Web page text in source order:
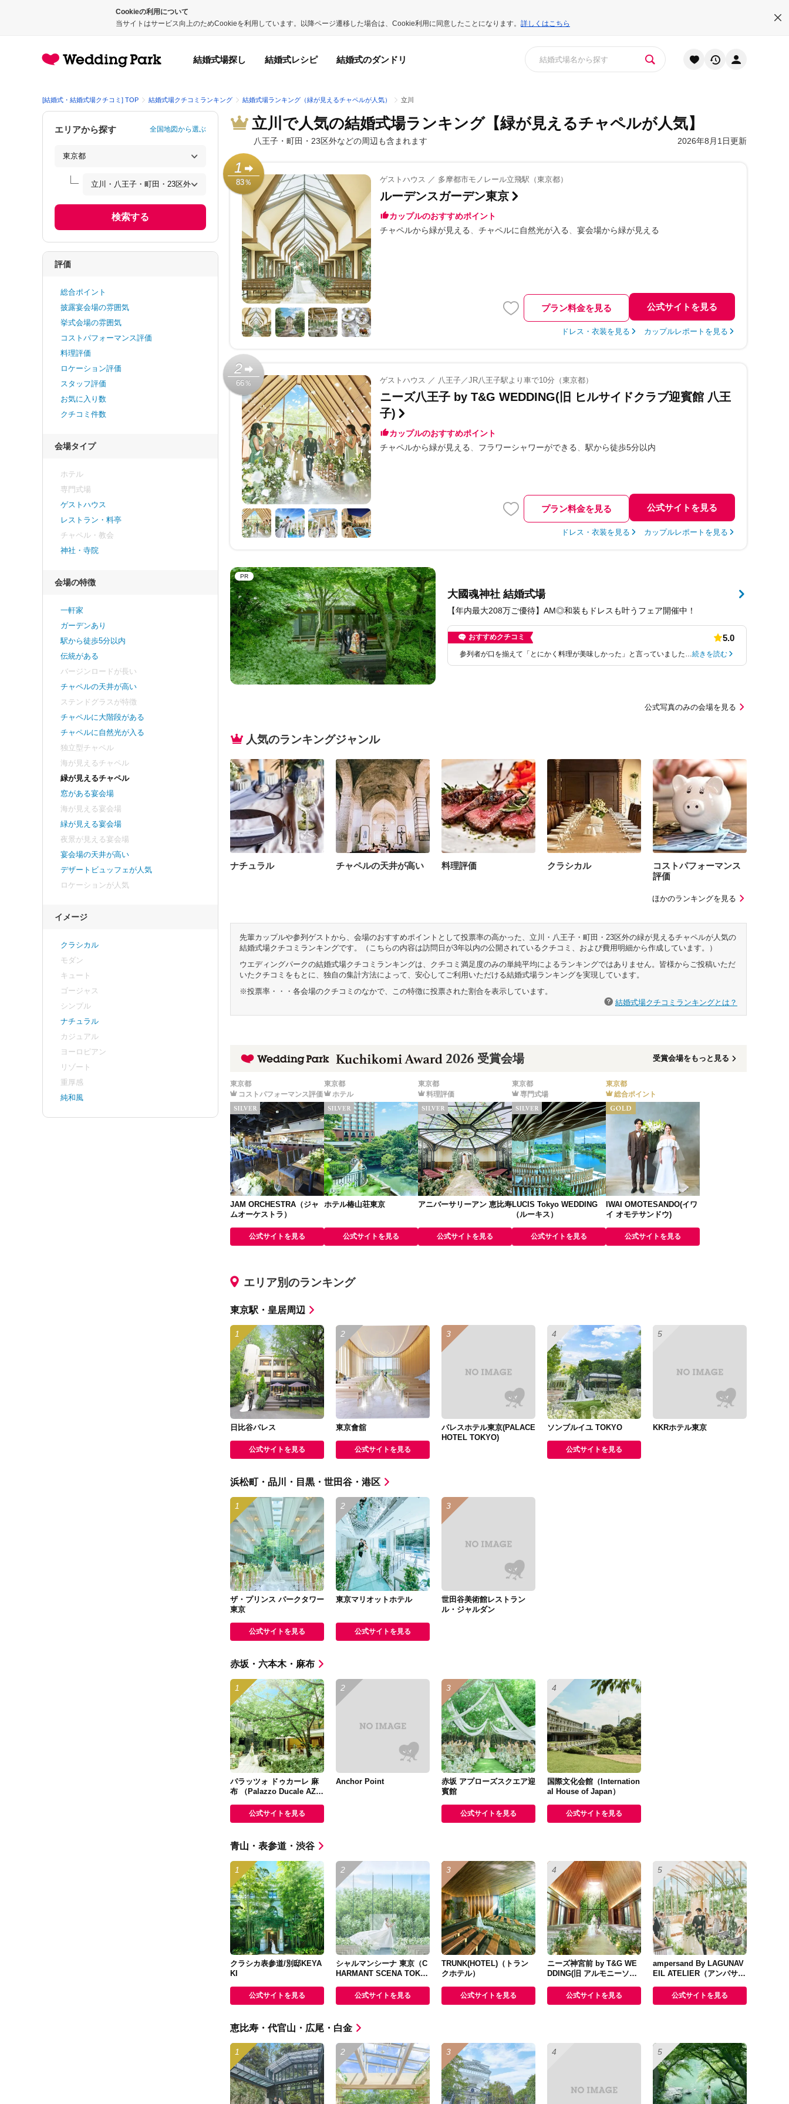
Cookieの利用について
当サイトはサービス向上のためCookieを利用しています。以降ページ遷移した場合は、Cookie利用に同意したことになります。 詳しくはこちら
結婚式場探し 結婚式レシピ 結婚式のダンドリ
[結婚式・結婚式場クチコミ] TOP 結婚式場クチコミランキング 結婚式場ランキング（緑が見えるチャペルが人気） 立川
立川で人気の結婚式場ランキング【緑が見えるチャペルが人気】
2026年8月1日更新
八王子・町田・23区外などの周辺も含まれます
1
83％ ゲストハウス ／ 多摩都市モノレール立飛駅（東京都）
ルーデンスガーデン東京
カップルのおすすめポイント
チャペルから緑が見える
チャペルに自然光が入る 宴会場から緑が見える
プラン料金を見る 公式サイトを見る
ドレス・衣装を見る カップルレポートを見る
2
66％ ゲストハウス ／ 八王子／JR八王子駅より車で10分（東京都）
ニーズ八王子 by T&G WEDDING(旧 ヒルサイドクラブ迎賓館 八王
子)
カップルのおすすめポイント
チャペルから緑が見える
フラワーシャワーができる 駅から徒歩5分以内
プラン料金を見る 公式サイトを見る
ドレス・衣装を見る カップルレポートを見る
PR
大國魂神社 結婚式場
【年内最大208万ご優待】AM◎和装もドレスも叶うフェア開催中！
おすすめクチコミ 5.0
参列者が口を揃えて「とにかく料理が美味しかった」と言っていました… 続きを読む
公式写真のみの会場を見る
人気のランキングジャンル
ナチュラル チャペルの天井が高い 料理評価 クラシカル
コストパフォーマンス
評価
ほかのランキングを見る
先輩カップルや参列ゲストから、会場のおすすめポイントとして投票率の高かった、立川・八王子・町田・23区外の緑が見えるチャペルが人気の
結婚式場クチコミランキングです。（こちらの内容は訪問日が3年以内の公開されているクチコミ、および費用明細から作成しています。）
ウエディングパークの結婚式場クチコミランキングは、クチコミ満足度のみの単純平均によるランキングではありません。皆様からご投稿いただ
いたクチコミをもとに、独自の集計方法によって、安心してご利用いただける結婚式場ランキングを実現しています。
※投票率・・・各会場のクチコミのなかで、この特徴に投票された割合を表示しています。
結婚式場クチコミランキングとは？
2026 受賞会場 受賞会場をもっと見る
東京都
コストパフォーマンス評価
JAM ORCHESTRA（ジャ
ムオーケストラ）
公式サイトを見る
東京都
ホテル
ホテル椿山荘東京
公式サイトを見る
東京都
料理評価
アニバーサリーアン 恵比寿
公式サイトを見る
東京都
専門式場
LUCIS Tokyo WEDDING
（ルーキス）
公式サイトを見る
東京都
総合ポイント
IWAI OMOTESANDO(イワ
イ オモテサンドウ)
公式サイトを見る
エリア別のランキング
東京駅・皇居周辺
日比谷パレス
公式サイトを見る
東京會舘
公式サイトを見る
パレスホテル東京(PALACE
HOTEL TOKYO)
ソンブルイユ TOKYO
公式サイトを見る
KKRホテル東京
浜松町・品川・目黒・世田谷・港区
ザ・プリンス パークタワー
東京
公式サイトを見る
東京マリオットホテル
公式サイトを見る
世田谷美術館レストラン
ル・ジャルダン
赤坂・六本木・麻布
パラッツォ ドゥカーレ 麻
布 （Palazzo Ducale AZA
公式サイトを見る
Anchor Point
赤坂 アプローズスクエア迎
賓館
公式サイトを見る
国際文化会館（Internation
al House of Japan）
公式サイトを見る
青山・表参道・渋谷
クラシカ表参道/別邸KEYA
KI
公式サイトを見る
シャルマンシーナ 東京（C
HARMANT SCENA TOKY
公式サイトを見る
TRUNK(HOTEL)（トラン
クホテル）
公式サイトを見る
ニーズ神宮前 by T&G WE
DDING(旧 アルモニーソル
公式サイトを見る
ampersand By LAGUNAV
EIL ATELIER（アンパサン
公式サイトを見る
恵比寿・代官山・広尾・白金
エリアから探す 全国地図から選ぶ
検索する
評価
総合ポイント
披露宴会場の雰囲気
挙式会場の雰囲気
コストパフォーマンス評価
料理評価
ロケーション評価
スタッフ評価
お気に入り数
クチコミ件数
会場タイプ
ホテル
専門式場
ゲストハウス
レストラン・料亭
チャペル・教会
神社・寺院
会場の特徴
一軒家
ガーデンあり
駅から徒歩5分以内
伝統がある
バージンロードが長い
チャペルの天井が高い
ステンドグラスが特徴
チャペルに大階段がある
チャペルに自然光が入る
独立型チャペル
海が見えるチャペル
緑が見えるチャペル
窓がある宴会場
海が見える宴会場
緑が見える宴会場
夜景が見える宴会場
宴会場の天井が高い
デザートビュッフェが人気
ロケーションが人気
イメージ
クラシカル
モダン
キュート
ゴージャス
シンプル
ナチュラル
カジュアル
ヨーロピアン
リゾート
重厚感
純和風